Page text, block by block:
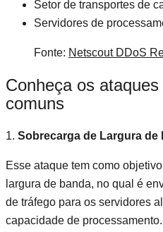
Setor de transportes de
Servidores de
Fonte: Netscout DDoS
Conheça os
comuns
1. Sobrecarga de Largura de
Esse ataque tem como
largura de banda, no qual é
de tráfego para os servidores
capacidade de